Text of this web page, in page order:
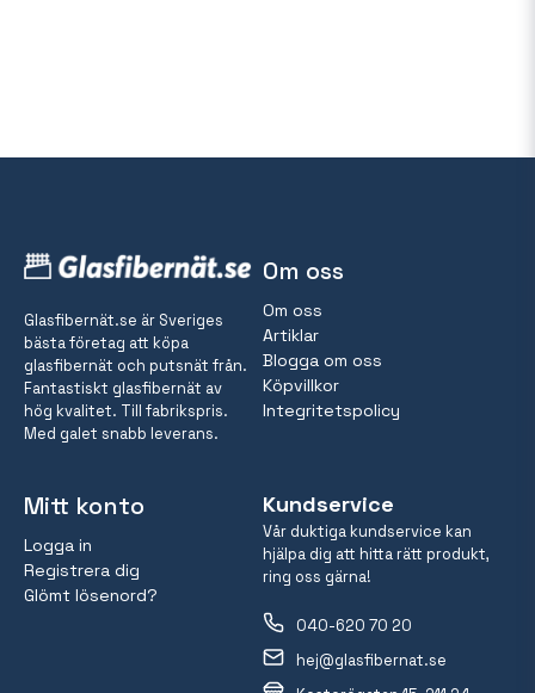
Glasfibernät.se är Sveriges
bästa företag att köpa
glasfibernät och putsnät från.
Fantastiskt glasfibernät av
hög kvalitet. Till fabrikspris.
Med galet snabb leverans.
Om oss
Om oss
Artiklar
Blogga om oss
Köpvillkor
Integritetspolicy
Mitt konto
Logga in
Registrera dig
Glömt lösenord?
Kundservice
Vår duktiga kundservice kan
hjälpa dig att hitta rätt produkt,
ring oss gärna!
040-620 70 20
hej@glasfibernat.se